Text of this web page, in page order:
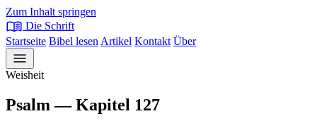
Zum Inhalt springen
menu_book Die Schrift
Startseite Bibel lesen Artikel Kontakt Über
menu
Weisheit
Psalm — Kapitel 127